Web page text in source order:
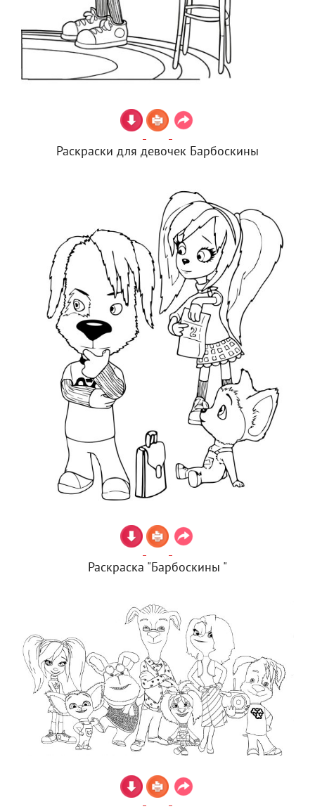
Раскраски для девочек Барбоскины
Раскраска "Барбоскины "